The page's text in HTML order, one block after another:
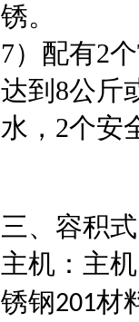
锈。
7）配有2
达到8公斤
水，2个安
三、容积
主机：主
锈钢201材